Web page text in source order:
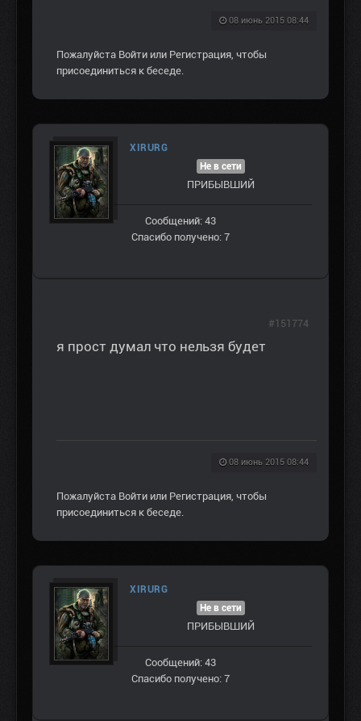
08 июнь 2015 08:44
Пожалуйста Войти или Регистрация, чтобы
присоединиться к беседе.
XIRURG
Не в сети
ПРИБЫВШИЙ
Сообщений: 43
Спасибо получено: 7
я прост думал что нельзя будет
08 июнь 2015 08:44
#151774
Пожалуйста Войти или Регистрация, чтобы
присоединиться к беседе.
XIRURG
Не в сети
ПРИБЫВШИЙ
Сообщений: 43
Спасибо получено: 7